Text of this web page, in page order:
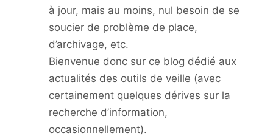
à jour, mais au moins, nul besoin de se
soucier de problème de place,
d’archivage, etc.
Bienvenue donc sur ce blog dédié aux
actualités des outils de veille (avec
certainement quelques dérives sur la
recherche d’information,
occasionnellement).